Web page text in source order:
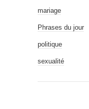
mariage
Phrases du jour
politique
sexualité